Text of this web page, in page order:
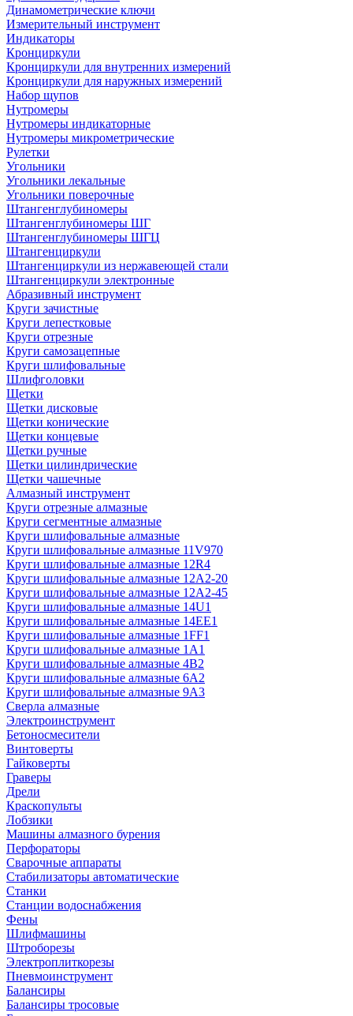
Динамометрические ключи
Измерительный инструмент
Индикаторы
Кронциркули
Кронциркули для внутренних измерений
Кронциркули для наружных измерений
Набор щупов
Нутромеры
Нутромеры индикаторные
Нутромеры микрометрические
Рулетки
Угольники
Угольники лекальные
Угольники поверочные
Штангенглубиномеры
Штангенглубиномеры ШГ
Штангенглубиномеры ШГЦ
Штангенциркули
Штангенциркули из нержавеющей стали
Штангенциркули электронные
Абразивный инструмент
Круги зачистные
Круги лепестковые
Круги отрезные
Круги самозацепные
Круги шлифовальные
Шлифголовки
Щетки
Щетки дисковые
Щетки конические
Щетки концевые
Щетки ручные
Щетки цилиндрические
Щетки чашечные
Алмазный инструмент
Круги отрезные алмазные
Круги сегментные алмазные
Круги шлифовальные алмазные
Круги шлифовальные алмазные 11V970
Круги шлифовальные алмазные 12R4
Круги шлифовальные алмазные 12А2-20
Круги шлифовальные алмазные 12А2-45
Круги шлифовальные алмазные 14U1
Круги шлифовальные алмазные 14ЕЕ1
Круги шлифовальные алмазные 1FF1
Круги шлифовальные алмазные 1А1
Круги шлифовальные алмазные 4В2
Круги шлифовальные алмазные 6A2
Круги шлифовальные алмазные 9А3
Сверла алмазные
Электроинструмент
Бетоносмесители
Винтоверты
Гайковерты
Граверы
Дрели
Краскопульты
Лобзики
Машины алмазного бурения
Перфораторы
Сварочные аппараты
Стабилизаторы автоматические
Станки
Станции водоснабжения
Фены
Шлифмашины
Штроборезы
Электроплиткорезы
Пневмоинструмент
Балансиры
Балансиры тросовые